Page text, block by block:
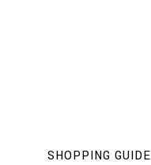
SHOPPING GUIDE